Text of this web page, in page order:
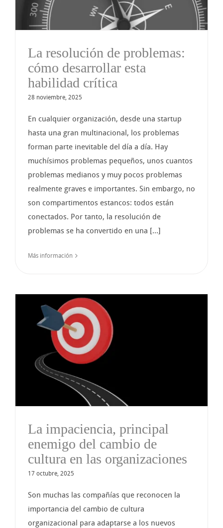
La resolución de problemas:
cómo desarrollar esta
habilidad crítica
28 noviembre, 2025
En cualquier organización, desde una startup
hasta una gran multinacional, los problemas
forman parte inevitable del día a día. Hay
muchísimos problemas pequeños, unos cuantos
problemas medianos y muy pocos problemas
realmente graves e importantes. Sin embargo, no
son compartimentos estancos: todos están
conectados. Por tanto, la resolución de
problemas se ha convertido en una [...]
Más información
La impaciencia, principal
enemigo del cambio de
cultura en las organizaciones
17 octubre, 2025
Son muchas las compañías que reconocen la
importancia del cambio de cultura
organizacional para adaptarse a los nuevos